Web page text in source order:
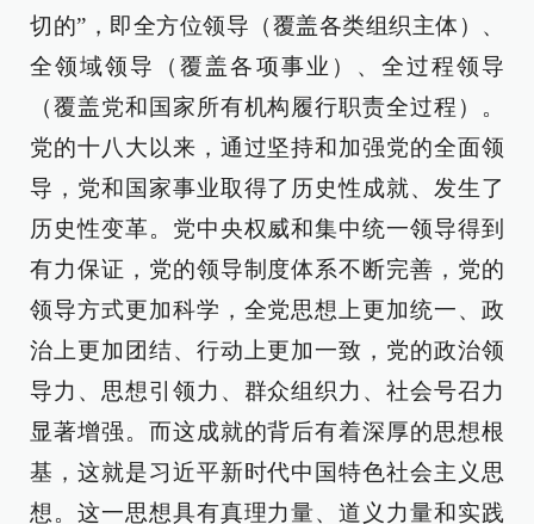
切的”，即全方位领导（覆盖各类组织主体）、
全领域领导（覆盖各项事业）、全过程领导
（覆盖党和国家所有机构履行职责全过程）。
党的十八大以来，通过坚持和加强党的全面领
导，党和国家事业取得了历史性成就、发生了
历史性变革。党中央权威和集中统一领导得到
有力保证，党的领导制度体系不断完善，党的
领导方式更加科学，全党思想上更加统一、政
治上更加团结、行动上更加一致，党的政治领
导力、思想引领力、群众组织力、社会号召力
显著增强。而这成就的背后有着深厚的思想根
基，这就是习近平新时代中国特色社会主义思
想。这一思想具有真理力量、道义力量和实践